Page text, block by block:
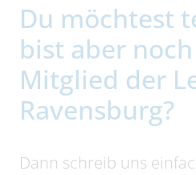
Du möchtest
bist aber
Mitglied der
Ravensburg?
Dann schreib uns